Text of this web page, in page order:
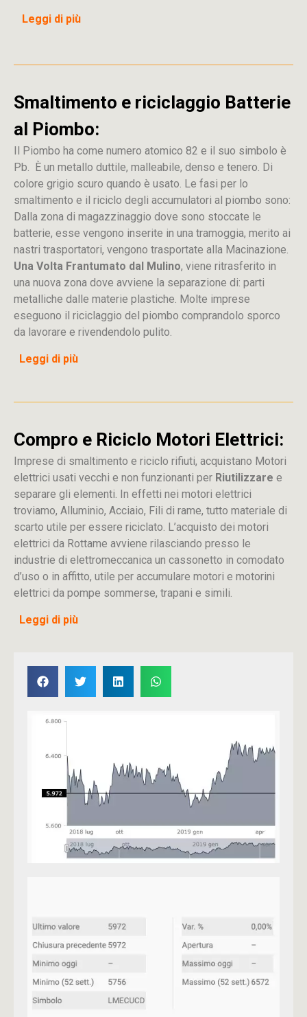
Leggi di più
Smaltimento e riciclaggio Batterie
al Piombo:
Il Piombo ha come numero atomico 82 e il suo simbolo è
Pb. È un metallo duttile, malleabile, denso e tenero. Di
colore grigio scuro quando è usato. Le fasi per lo
smaltimento e il riciclo degli accumulatori al piombo sono:
Dalla zona di magazzinaggio dove sono stoccate le
batterie, esse vengono inserite in una tramoggia, merito ai
nastri trasportatori, vengono trasportate alla Macinazione.
Una Volta Frantumato dal Mulino, viene ritrasferito in
una nuova zona dove avviene la separazione di: parti
metalliche dalle materie plastiche. Molte imprese
eseguono il riciclaggio del piombo comprandolo sporco
da lavorare e rivendendolo pulito.
Leggi di più
Compro e Riciclo Motori Elettrici:
Imprese di smaltimento e riciclo rifiuti, acquistano Motori
elettrici usati vecchi e non funzionanti per Riutilizzare e
separare gli elementi. In effetti nei motori elettrici
troviamo, Alluminio, Acciaio, Fili di rame, tutto materiale di
scarto utile per essere riciclato. L’acquisto dei motori
elettrici da Rottame avviene rilasciando presso le
industrie di elettromeccanica un cassonetto in comodato
d’uso o in affitto, utile per accumulare motori e motorini
elettrici da pompe sommerse, trapani e simili.
Leggi di più